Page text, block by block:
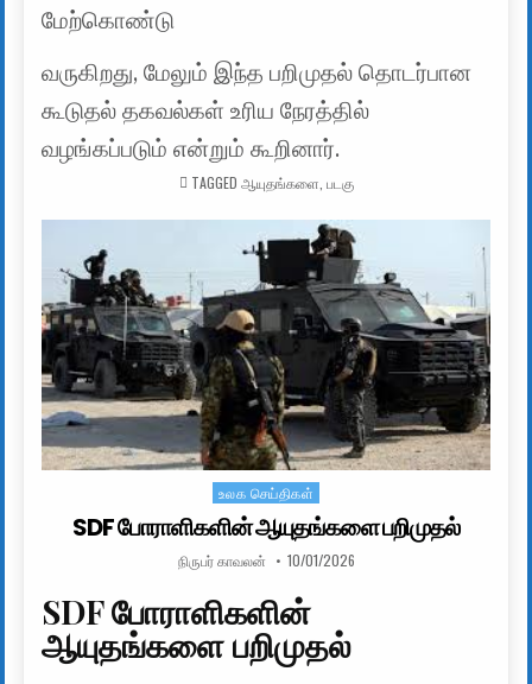
மேற்கொண்டு
வருகிறது, மேலும் இந்த பறிமுதல் தொடர்பான
கூடுதல் தகவல்கள் உரிய நேரத்தில்
வழங்கப்படும் என்றும் கூறினார்.
TAGGED ஆயுதங்களை படகு
Posted in
உலக செய்திகள்
SDF போராளிகளின் ஆயுதங்களை பறிமுதல்
AUTHOR:
நிருபர் காவலன் PUBLISHED DATE:
10/01/2026
SDF போராளிகளின்
ஆயுதங்களை பறிமுதல்